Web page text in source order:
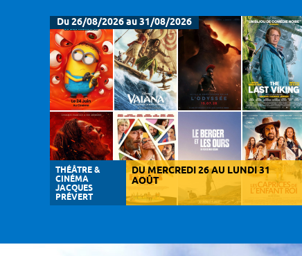
Du 26/08/2026 au 31/08/2026
THÉÂTRE &
CINÉMA
JACQUES
PRÉVERT
DU MERCREDI 26 AU LUNDI 31
AOÛT